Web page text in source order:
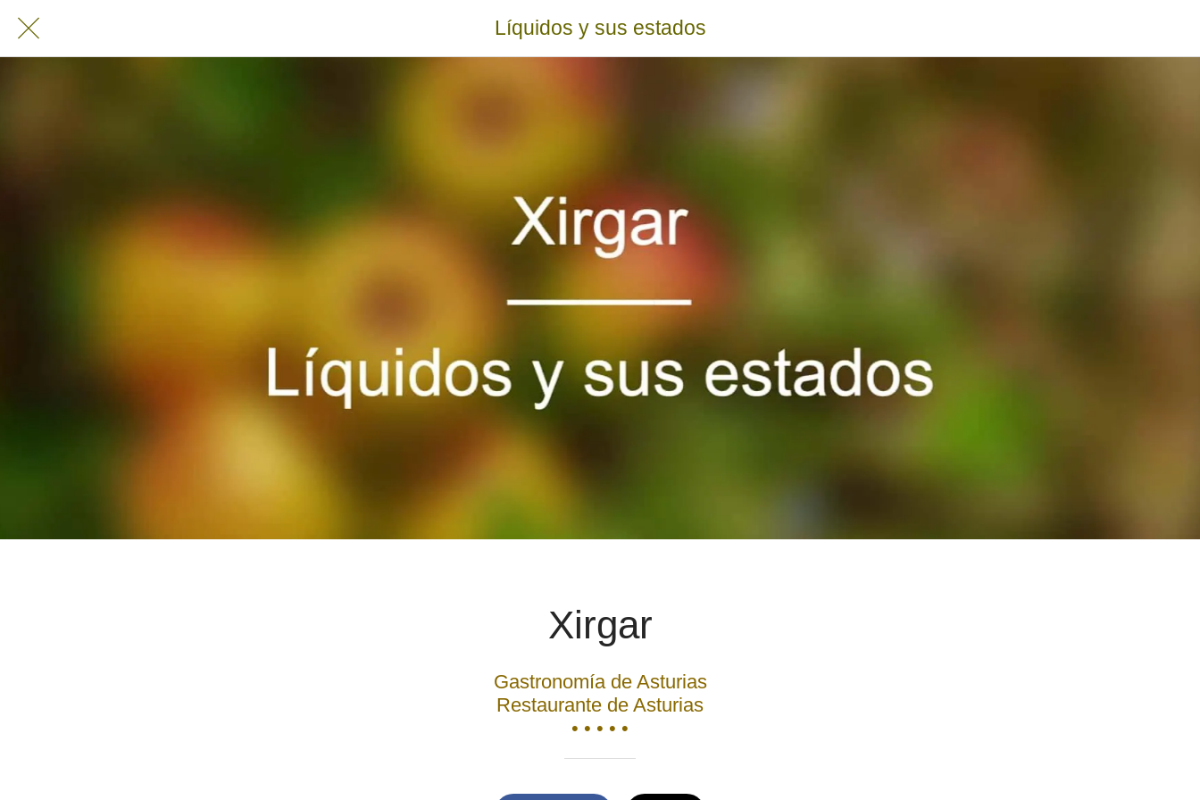
Líquidos y sus estados
Xirgar
Gastronomía de Asturias
Restaurante de Asturias
• • • • •